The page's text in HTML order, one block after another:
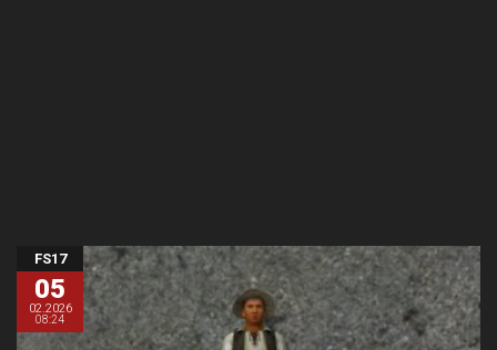
FS17
05
02.2026
08:24